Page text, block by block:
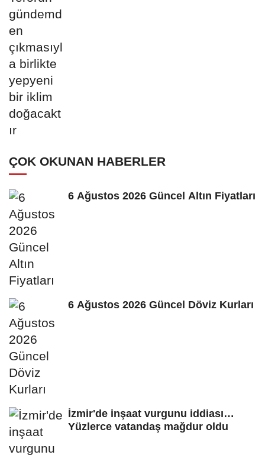
ÇOK OKUNAN HABERLER
6 Ağustos 2026 Güncel Altın Fiyatları
6 Ağustos 2026 Güncel Döviz Kurları
İzmir'de inşaat vurgunu iddiası…
Yüzlerce vatandaş mağdur oldu